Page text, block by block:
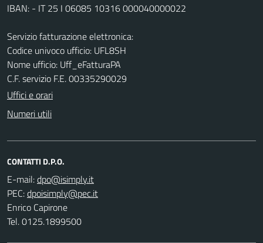
IBAN: - IT 25 I 06085 10316 000040000022
Servizio fatturazione elettronica:
Codice univoco ufficio: UFL8SH
Nome ufficio: Uff_eFatturaPA
C.F. servizio F.E. 00335290029
Uffici e orari
Numeri utili
CONTATTI D.P.O.
E-mail:
PEC:
Enrico Capirone
Tel. 0125.1899500